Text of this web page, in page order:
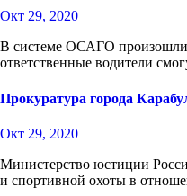
Окт 29, 2020
В системе ОСАГО произошли
ответственные водители
Прокуратура города
Окт 29, 2020
Министерство юстиции
и спортивной охоты в